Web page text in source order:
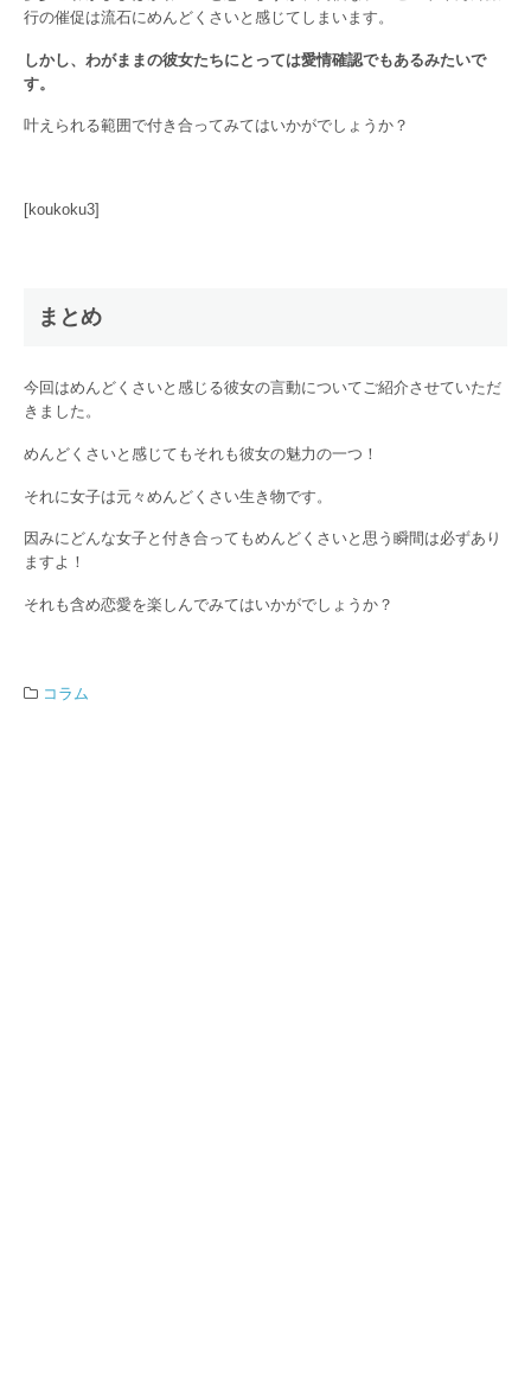
行の催促は流石にめんどくさいと感じてしまいます。
しかし、わがままの彼女たちにとっては愛情確認でもあるみたいで
す。
叶えられる範囲で付き合ってみてはいかがでしょうか？
[koukoku3]
まとめ
今回はめんどくさいと感じる彼女の言動についてご紹介させていただ
きました。
めんどくさいと感じてもそれも彼女の魅力の一つ！
それに女子は元々めんどくさい生き物です。
因みにどんな女子と付き合ってもめんどくさいと思う瞬間は必ずあり
ますよ！
それも含め恋愛を楽しんでみてはいかがでしょうか？
コラム